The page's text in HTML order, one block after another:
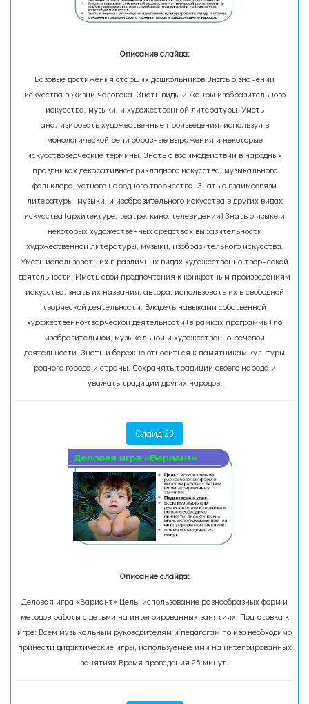
Описание слайда:
Базовые достижения старших дошкольников Знать о значении
искусства в жизни человека. Знать виды и жанры изобразительного
искусства, музыки, и художественной литературы. Уметь
анализировать художественные произведения, используя в
монологической речи образные выражения и некоторые
искусствоведческие термины. Знать о взаимодействии в народных
праздниках декоративно-прикладного искусства, музыкального
фольклора, устного народного творчества. Знать о взаимосвязи
литературы, музыки, и изобразительного искусства в других видах
искусства (архитектуре, театре, кино, телевидении) Знать о языке и
некоторых художественных средствах выразительности
художественной литературы, музыки, изобразительного искусства.
Уметь использовать их в различных видах художественно-творческой
деятельности. Иметь свои предпочтения к конкретным произведениям
искусства, знать их названия, автора, использовать их в свободной
творческой деятельности. Владеть навыками собственной
художественно-творческой деятельности (в рамках программы) по
изобразительной, музыкальной и художественно-речевой
деятельности. Знать и бережно относиться к памятникам культуры
родного города и страны. Сохранять традиции своего народа и
уважать традиции других народов.
Слайд 23
Описание слайда:
Деловая игра «Вариант» Цель: использование разнообразных форм и
методов работы с детьми на интегрированных занятиях. Подготовка к
игре: Всем музыкальным руководителям и педагогам по изо необходимо
принести дидактические игры, используемые ими на интегрированных
занятиях Время проведения 25 минут.